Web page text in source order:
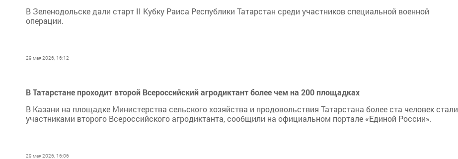
В Зеленодольске дали старт II Кубку Раиса Республики Татарстан среди участников специальной военной
операции.
29 мая 2026, 16:12
В Татарстане проходит второй Всероссийский агродиктант более чем на 200 площадках
В Казани на площадке Министерства сельского хозяйства и продовольствия Татарстана более ста человек стали
участниками второго Всероссийского агродиктанта, сообщили на официальном портале «Единой России».
29 мая 2026, 16:06